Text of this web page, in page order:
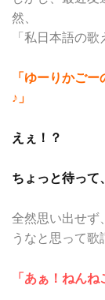
然、
「私日本語の
「ゆーりかご
♪」
えぇ！？
ちょっと待って
全然思い出せず
うなと思って歌
「あぁ！ねんね